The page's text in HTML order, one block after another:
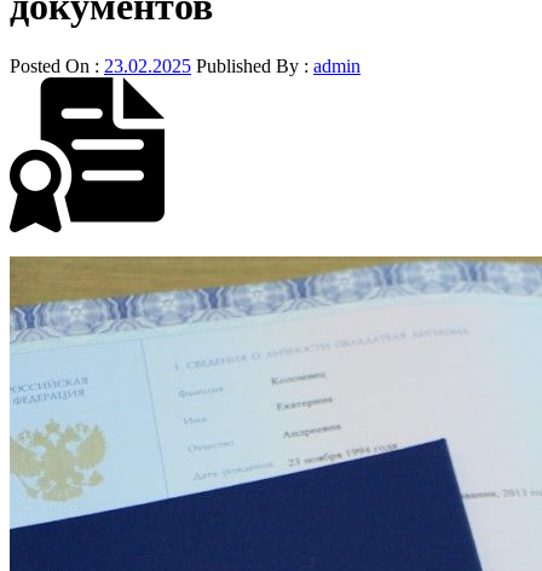
Posted On : 23.02.2025 Published By : admin